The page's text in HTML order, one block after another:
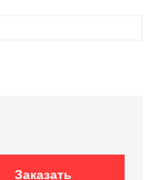
Заказать